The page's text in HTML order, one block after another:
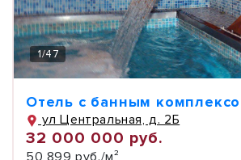
1/47
Отель с банным
ул Центральная, д. 2Б
32 000 000 руб.
50 899 руб./м²